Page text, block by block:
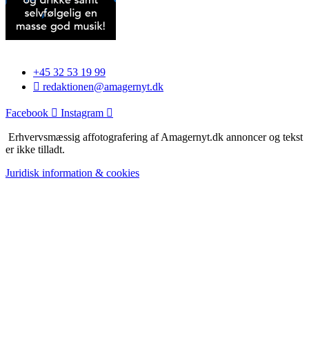
+45 32 53 19 99
redaktionen@amagernyt.dk
Facebook Instagram
Erhvervsmæssig affotografering af Amagernyt.dk annoncer og tekst
er ikke tilladt.
Juridisk information & cookies